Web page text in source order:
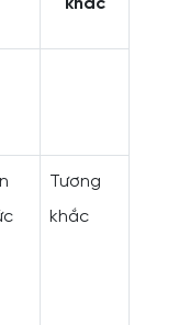
khắc
Tương
khắc